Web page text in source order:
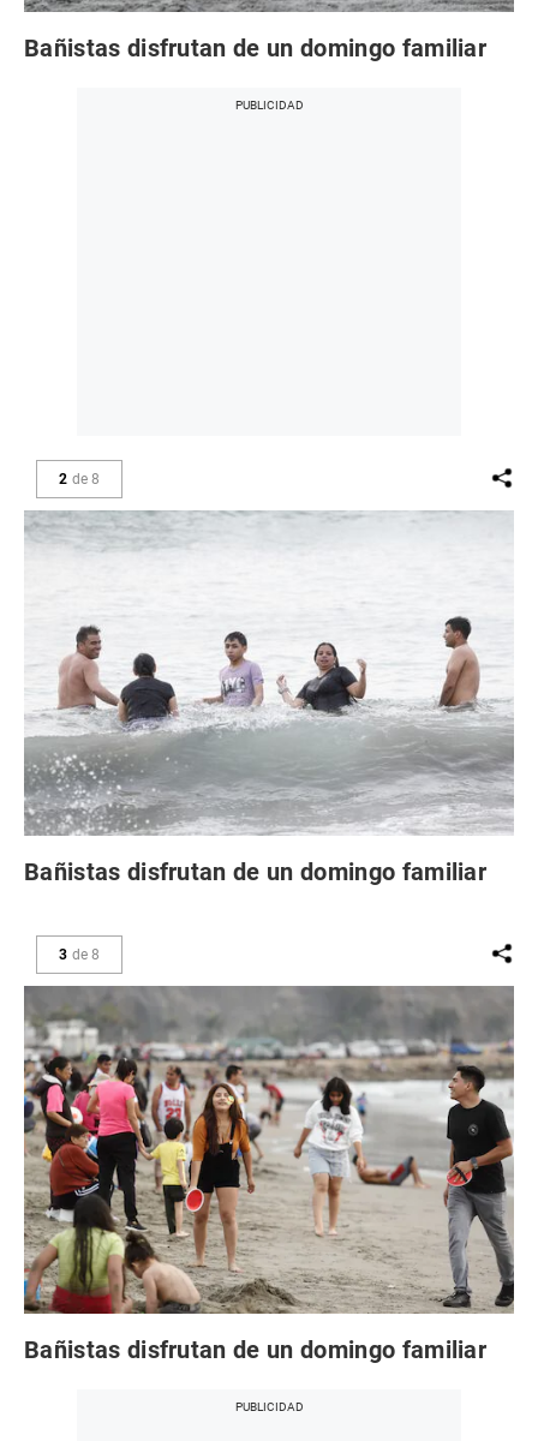
Bañistas disfrutan de un domingo familiar
2 de 8
Bañistas disfrutan de un domingo familiar
3 de 8
Bañistas disfrutan de un domingo familiar